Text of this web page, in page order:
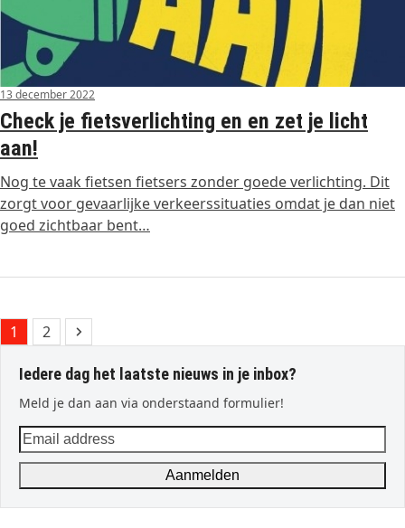
13 december 2022
Check je fietsverlichting en en zet je licht
aan!
Nog te vaak fietsen fietsers zonder goede verlichting. Dit
zorgt voor gevaarlijke verkeerssituaties omdat je dan niet
goed zichtbaar bent…
Page
1 Page
2 Next
Iedere dag het laatste nieuws in je inbox?
Meld je dan aan via onderstaand formulier!
Email
address
Aanmelden